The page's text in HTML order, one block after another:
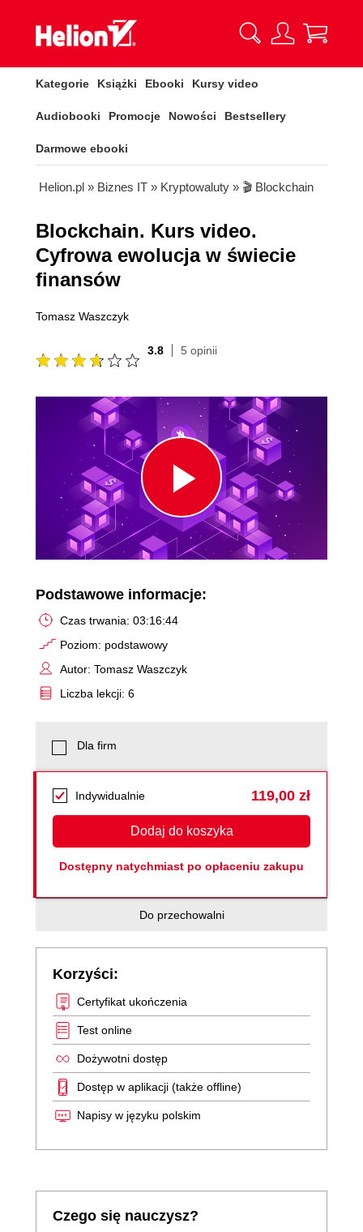
Kategorie Książki Ebooki Kursy video
Audiobooki Promocje Nowości Bestsellery
Darmowe ebooki
Helion.pl » Biznes IT » Kryptowaluty » 🎬 Blockchain
Blockchain. Kurs video.
Cyfrowa ewolucja w świecie
finansów
Tomasz Waszczyk
3.8 5 opinii
Play
Video
Podstawowe informacje:
Czas trwania: 03:16:44
Poziom: podstawowy
Autor: Tomasz Waszczyk
Liczba lekcji: 6
Dla firm
Indywidualnie 119,00 zł
Dodaj do koszyka
Dostępny natychmiast po opłaceniu zakupu
Do przechowalni
Korzyści:
Certyfikat ukończenia
Test online
Dożywotni dostęp
Dostęp w aplikacji (także offline)
Napisy w języku polskim
Czego się nauczysz?